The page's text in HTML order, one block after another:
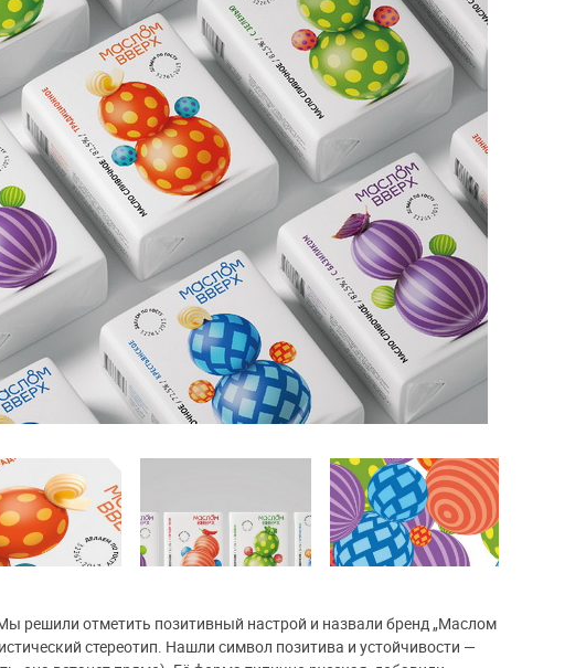
решили отметить позитивный настрой и назвали бренд „Маслом
стереотип. Нашли символ позитива и устойчивости —